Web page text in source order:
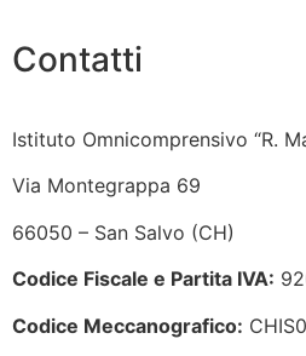
Contatti
Istituto Omnicomprensivo “R.
Via Montegrappa 69
66050 – San Salvo (CH)
Codice Fiscale e Partita IVA:
Codice Meccanografico: